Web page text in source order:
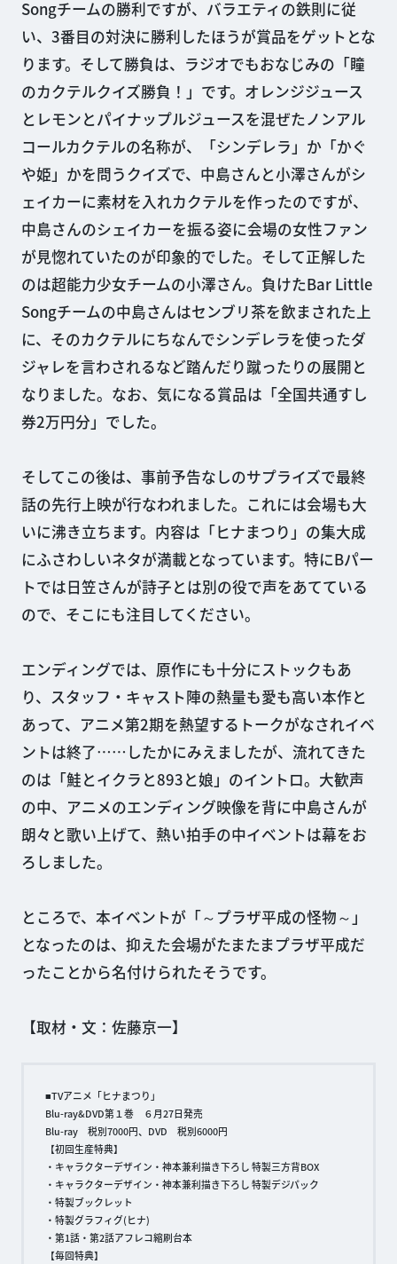
Songチームの勝利ですが、バラエティの鉄則に従
い、3番目の対決に勝利したほうが賞品をゲットとな
ります。そして勝負は、ラジオでもおなじみの「瞳
のカクテルクイズ勝負！」です。オレンジジュース
とレモンとパイナップルジュースを混ぜたノンアル
コールカクテルの名称が、「シンデレラ」か「かぐ
や姫」かを問うクイズで、中島さんと小澤さんがシ
ェイカーに素材を入れカクテルを作ったのですが、
中島さんのシェイカーを振る姿に会場の女性ファン
が見惚れていたのが印象的でした。そして正解した
のは超能力少女チームの小澤さん。負けたBar Little
Songチームの中島さんはセンブリ茶を飲まされた上
に、そのカクテルにちなんでシンデレラを使ったダ
ジャレを言わされるなど踏んだり蹴ったりの展開と
なりました。なお、気になる賞品は「全国共通すし
券2万円分」でした。
そしてこの後は、事前予告なしのサプライズで最終
話の先行上映が行なわれました。これには会場も大
いに沸き立ちます。内容は「ヒナまつり」の集大成
にふさわしいネタが満載となっています。特にBパー
トでは日笠さんが詩子とは別の役で声をあてている
ので、そこにも注目してください。
エンディングでは、原作にも十分にストックもあ
り、スタッフ・キャスト陣の熱量も愛も高い本作と
あって、アニメ第2期を熱望するトークがなされイベ
ントは終了……したかにみえましたが、流れてきた
のは「鮭とイクラと893と娘」のイントロ。大歓声
の中、アニメのエンディング映像を背に中島さんが
朗々と歌い上げて、熱い拍手の中イベントは幕をお
ろしました。
ところで、本イベントが「～プラザ平成の怪物～」
となったのは、抑えた会場がたまたまプラザ平成だ
ったことから名付けられたそうです。
【取材・文：佐藤京一】
■TVアニメ「ヒナまつり」
Blu-ray&DVD第１巻 ６月27日発売
Blu-ray 税別7000円、DVD 税別6000円
【初回生産特典】
・キャラクターデザイン・神本兼利描き下ろし 特製三方背BOX
・キャラクターデザイン・神本兼利描き下ろし 特製デジパック
・特製ブックレット
・特製グラフィグ(ヒナ)
・第1話・第2話アフレコ縮刷台本
【毎回特典】